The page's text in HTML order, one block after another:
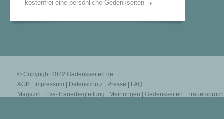
kostenfrei eine persönliche Gedenkseiten
© Copyright 2022 Gedenkseiten.de
AGB
Impressum Datenschutz Presse
FAQ
Magazin
Eve-Trauerbegleitung Meinungen Gedenkseiten